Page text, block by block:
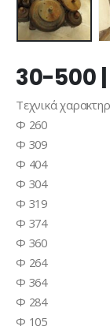
30-500 |
Τεχνικά
Φ 260
Φ 309
Φ 404
Φ 304
Φ 319
Φ 374
Φ 360
Φ 264
Φ 364
Φ 284
Φ 105